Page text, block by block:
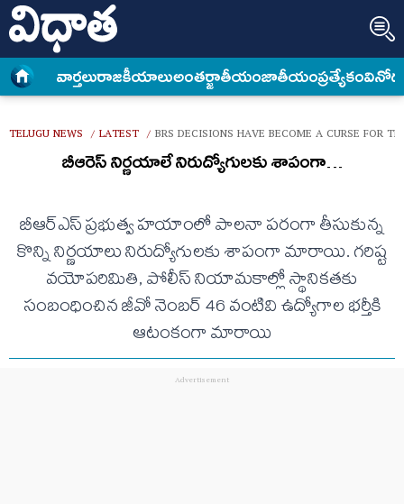
వార్త‌లురాజకీయాలుఅంత‌ర్జాతీయంజాతీయంప్రత్యేకం
TELUGU NEWS / LATEST / BRS DECISIONS HAVE BECOME A CURSE FOR
బీఆరెస్ నిర్ణ‌యాలే నిరుద్యోగుల‌కు శాపంగా…
బీఆర్‌ఎస్‌ ప్రభుత్వ హయాంలో పాలనా పరంగా తీసుకున్న
కొన్ని నిర్ణయాలు నిరుద్యోగులకు శాపంగా మారాయి. గరిష్ట
వయోపరిమితి, పోలీస్‌ నియామకాల్లో స్థానికతకు
సంబంధించిన జీవో నెంబ‌ర్‌ 46 వంటివి ఉద్యోగాల భర్తీకి
ఆటంకంగా మారాయి